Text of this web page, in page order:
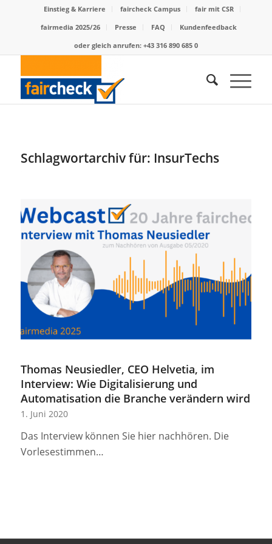
Einstieg & Karriere faircheck Campus
fair mit CSR
fairmedia 2025/26
Presse FAQ
Kundenfeedback
oder gleich anrufen: +43 316 890 685 0
Schlagwortarchiv für: InsurTechs
Thomas Neusiedler, CEO Helvetia, im
Interview: Wie Digitalisierung und
Automatisation die Branche verändern wird
1. Juni 2020
Das Interview können Sie hier nachhören. Die
Vorlesestimmen…